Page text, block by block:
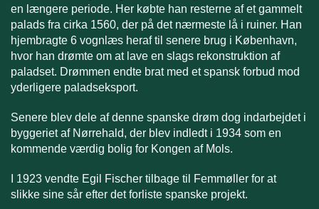
en længere periode. Her købte han resterne af et gammelt
palads fra cirka 1560, der på det nærmeste lå i ruiner. Han
hjembragte 6 vognlæs heraf til senere brug i København,
hvor han drømte om at lave en slags rekonstruktion af
paladset. Drømmen endte brat med et spansk forbud mod
yderligere paladseksport.
Senere blev dele af denne spanske drøm dog indarbejdet i
byggeriet af Nørrehald, der blev indledt i 1934 som en
kommende værdig bolig for Kongen af Mols.
I 1923 vendte Egil Fischer tilbage til Femmøller for at
slikke sine sår efter det forliste spanske projekt.